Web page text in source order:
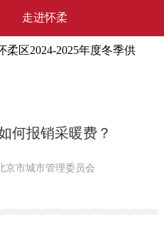
走进怀柔
柔区2024-2025年度冬季供
何报销采暖费？
京市城市管理委员会